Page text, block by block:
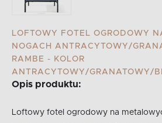
LOFTOWY FOTEL OGRODOWY
NOGACH ANTRACYTOWY/
RAMBE - KOLOR
ANTRACYTOWY/GRANATOWY/
Opis produktu:
Loftowy fotel ogrodowy na